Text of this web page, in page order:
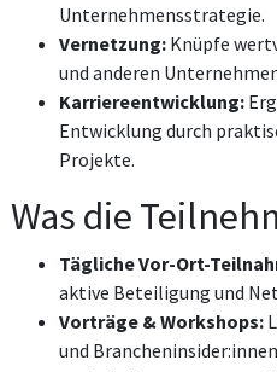
Unternehmensstrategie.
Vernetzung: Knüpfe
und anderen
Karriereentwicklung:
Entwicklung durch
Projekte.
Was die
Tägliche Vor-Ort-
aktive Beteiligung und
Vorträge & Workshops:
und